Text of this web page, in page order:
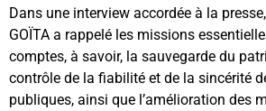
Dans une interview accordée à la
GOÏTA a rappelé les missions
comptes, à savoir, la sauvegarde du
contrôle de la fiabilité et de la sincérité
publiques, ainsi que l’amélioration des